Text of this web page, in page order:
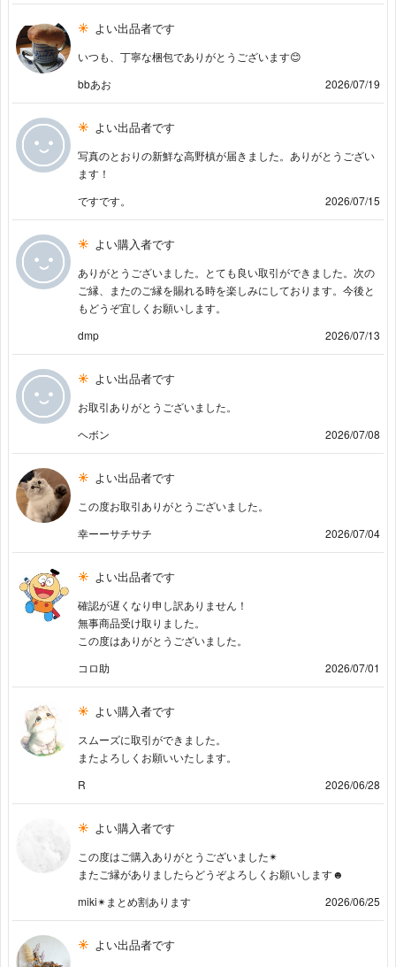
よい出品者です
いつも、丁寧な梱包でありがとうございます😊
bbあお
2026/07/19
よい出品者です
写真のとおりの新鮮な高野槙が届きました。ありがとうござい
ます！
ですです。
2026/07/15
よい購入者です
ありがとうございました。とても良い取引ができました。次の
ご縁、またのご縁を賜れる時を楽しみにしております。今後と
もどうぞ宜しくお願いします。
dmp
2026/07/13
よい出品者です
お取引ありがとうございました。
ヘボン
2026/07/08
よい出品者です
この度お取引ありがとうございました。
幸ーーサチサチ
2026/07/04
よい出品者です
確認が遅くなり申し訳ありません！
無事商品受け取りました。
この度はありがとうございました。
コロ助
2026/07/01
よい購入者です
スムーズに取引ができました。
またよろしくお願いいたします。
R
2026/06/28
よい購入者です
この度はご購入ありがとうございました✴︎
またご縁がありましたらどうぞよろしくお願いします☻
miki✴︎まとめ割あります
2026/06/25
よい出品者です